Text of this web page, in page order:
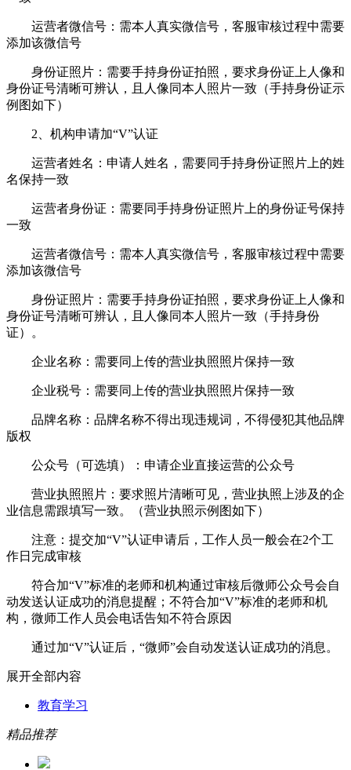
运营者微信号：需本人真实微信号，客服审核过程中需要
添加该微信号
身份证照片：需要手持身份证拍照，要求身份证上人像和
身份证号清晰可辨认，且人像同本人照片一致（手持身份证示
例图如下）
2、机构申请加“V”认证
运营者姓名：申请人姓名，需要同手持身份证照片上的姓
名保持一致
运营者身份证：需要同手持身份证照片上的身份证号保持
一致
运营者微信号：需本人真实微信号，客服审核过程中需要
添加该微信号
身份证照片：需要手持身份证拍照，要求身份证上人像和
身份证号清晰可辨认，且人像同本人照片一致（手持身份
证）。
企业名称：需要同上传的营业执照照片保持一致
企业税号：需要同上传的营业执照照片保持一致
品牌名称：品牌名称不得出现违规词，不得侵犯其他品牌
版权
公众号（可选填）：申请企业直接运营的公众号
营业执照照片：要求照片清晰可见，营业执照上涉及的企
业信息需跟填写一致。（营业执照示例图如下）
注意：提交加“V”认证申请后，工作人员一般会在2个工
作日完成审核
符合加“V”标准的老师和机构通过审核后微师公众号会自
动发送认证成功的消息提醒；不符合加“V”标准的老师和机
构，微师工作人员会电话告知不符合原因
通过加“V”认证后，“微师”会自动发送认证成功的消息。
展开全部内容
教育学习
精品推荐